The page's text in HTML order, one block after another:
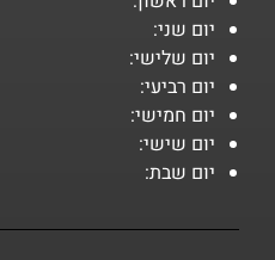
יום שני:
יום שלישי:
יום רביעי:
יום חמישי:
יום שישי:
יום שבת: